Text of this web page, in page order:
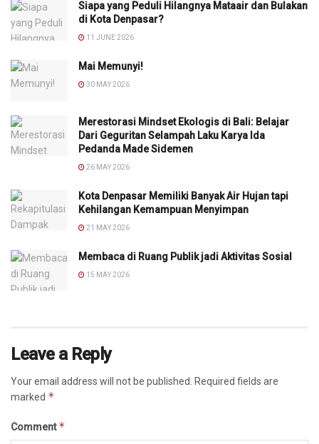
Siapa yang Peduli Hilangnya Mataair dan Bulakan
di Kota Denpasar?
11 JUNE 2026
Mai Memunyi!
30 MAY 2026
Merestorasi Mindset Ekologis di Bali: Belajar
Dari Geguritan Selampah Laku Karya Ida
Pedanda Made Sidemen
26 MAY 2026
Kota Denpasar Memiliki Banyak Air Hujan tapi
Kehilangan Kemampuan Menyimpan
21 MAY 2026
Membaca di Ruang Publik jadi Aktivitas Sosial
15 MAY 2026
Leave a Reply
Your email address will not be published.
Required fields are
marked *
Comment*